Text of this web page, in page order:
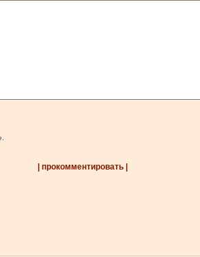
| прокомментировать |